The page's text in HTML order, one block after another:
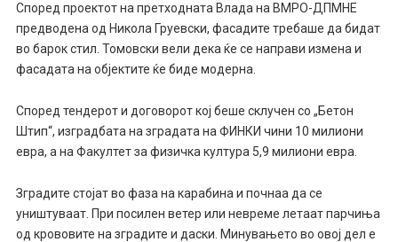
Според проектот на претходната Влада на ВМРО-ДПМНЕ
предводена од Никола Груевски, фасадите требаше да бидат
во барок стил. Томовски вели дека ќе се направи измена и
фасадата на објектите ќе биде модерна.
Според тендерот и договорот кој беше склучен со „Бетон
Штип“, изградбата на зградата на ФИНКИ чини 10 милиони
евра, а на Факултет за физичка култура 5,9 милиони евра.
Зградите стојат во фаза на карабина и почнаа да се
уништуваат. При посилен ветер или невреме летаат парчиња
од крововите на зградите и даски. Минувањето во овој дел е